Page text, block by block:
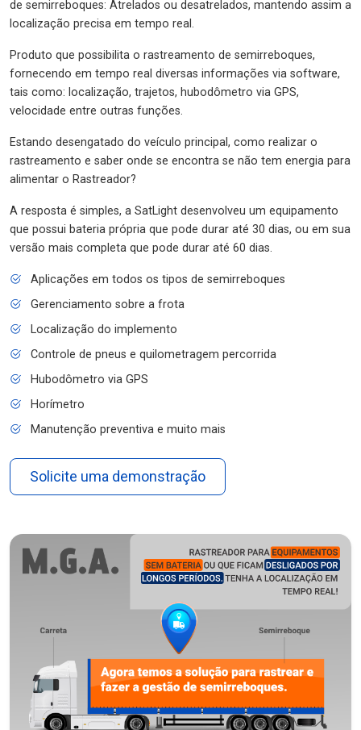
de semirreboques: Atrelados ou desatrelados, mantendo assim a
localização precisa em tempo real.
Produto que possibilita o rastreamento de semirreboques,
fornecendo em tempo real diversas informações via software,
tais como: localização, trajetos, hubodômetro via GPS,
velocidade entre outras funções.
Estando desengatado do veículo principal, como realizar o
rastreamento e saber onde se encontra se não tem energia para
alimentar o Rastreador?
A resposta é simples, a SatLight desenvolveu um equipamento
que possui bateria própria que pode durar até 30 dias, ou em sua
versão mais completa que pode durar até 60 dias.
Aplicações em todos os tipos de semirreboques
Gerenciamento sobre a frota
Localização do implemento
Controle de pneus e quilometragem percorrida
Hubodômetro via GPS
Horímetro
Manutenção preventiva e muito mais
Solicite uma demonstração